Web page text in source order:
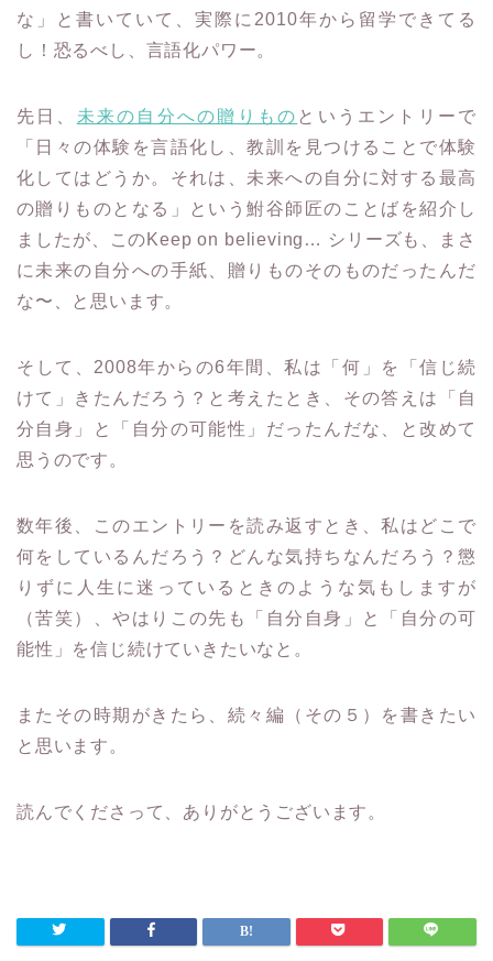
な」と書いていて、実際に2010年から留学できてる
し！恐るべし、言語化パワー。
先日、 未来の自分への贈りもの というエントリーで
「日々の体験を言語化し、教訓を見つけることで体験
化してはどうか。それは、未来への自分に対する最高
の贈りものとなる」という鮒谷師匠のことばを紹介し
ましたが、このKeep on believing… シリーズも、まさ
に未来の自分への手紙、贈りものそのものだったんだ
な〜、と思います。
そして、2008年からの6年間、私は「何」を「信じ続
けて」きたんだろう？と考えたとき、その答えは「自
分自身」と「自分の可能性」だったんだな、と改めて
思うのです。
数年後、このエントリーを読み返すとき、私はどこで
何をしているんだろう？どんな気持ちなんだろう？懲
りずに人生に迷っているときのような気もしますが
（苦笑）、やはりこの先も「自分自身」と「自分の可
能性」を信じ続けていきたいなと。
またその時期がきたら、続々編（その５）を書きたい
と思います。
読んでくださって、ありがとうございます。